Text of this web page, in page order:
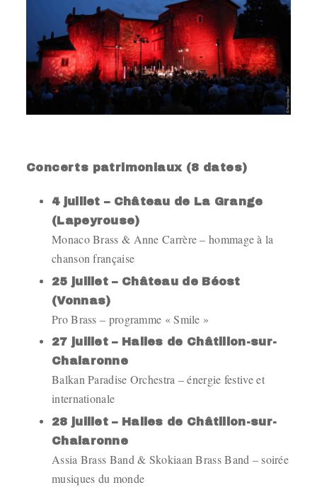
Concerts patrimoniaux (8 dates)
4 juillet – Château de La Grange
(Lapeyrouse)
Monaco Brass & Anne Carrère – hommage à la
chanson française
25 juillet – Château de Béost
(Vonnas)
Pro Brass – programme « Smile »
27 juillet – Halles de Châtillon-sur-
Chalaronne
Balkan Paradise Orchestra – énergie festive et
internationale
28 juillet – Halles de Châtillon-sur-
Chalaronne
Assia Brass Band & Skokiaan Brass Band – soirée
musiques du monde